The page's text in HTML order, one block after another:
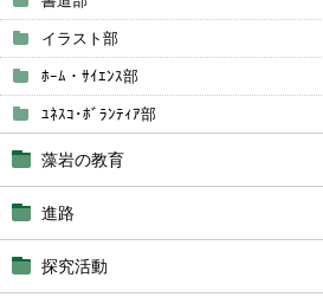
イラスト部
ﾎｰﾑ・ｻｲｴﾝｽ部
ﾕﾈｽｺ･ﾎﾞﾗﾝﾃｨｱ部
藻岩の教育
進路
探究活動